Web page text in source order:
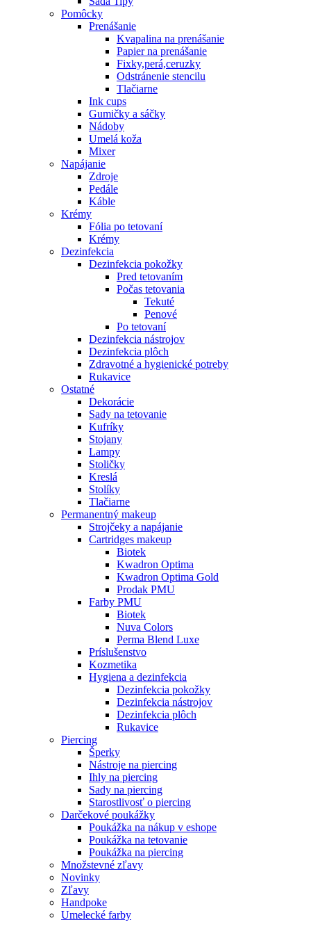
Pomôcky
Prenášanie
Kvapalina na prenášanie
Papier na prenášanie
Fixky,perá,ceruzky
Odstránenie stencilu
Tlačiarne
Ink cups
Gumičky a sáčky
Nádoby
Umelá koža
Mixer
Napájanie
Zdroje
Pedále
Káble
Krémy
Fólia po tetovaní
Krémy
Dezinfekcia
Dezinfekcia pokožky
Pred tetovaním
Počas tetovania
Tekuté
Penové
Po tetovaní
Dezinfekcia nástrojov
Dezinfekcia plôch
Zdravotné a hygienické potreby
Rukavice
Ostatné
Dekorácie
Sady na tetovanie
Kufríky
Stojany
Lampy
Stoličky
Kreslá
Stolíky
Tlačiarne
Permanentný makeup
Strojčeky a napájanie
Cartridges makeup
Biotek
Kwadron Optima
Kwadron Optima Gold
Prodak PMU
Farby PMU
Biotek
Nuva Colors
Perma Blend Luxe
Príslušenstvo
Kozmetika
Hygiena a dezinfekcia
Dezinfekcia pokožky
Dezinfekcia nástrojov
Dezinfekcia plôch
Rukavice
Piercing
Šperky
Nástroje na piercing
Ihly na piercing
Sady na piercing
Starostlivosť o piercing
Darčekové poukážky
Poukážka na nákup v eshope
Poukážka na tetovanie
Poukážka na piercing
Množstevné zľavy
Novinky
Zľavy
Handpoke
Umelecké farby